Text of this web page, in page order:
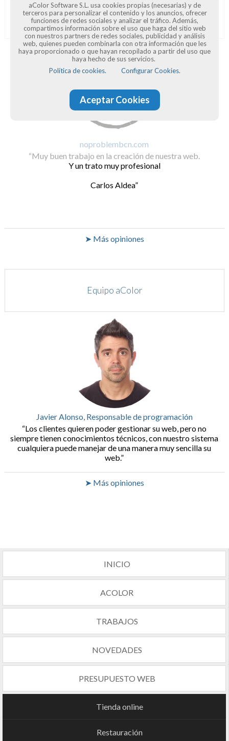
Opiniones de clientes
noproblembcn.com
Muy buen trabajo en la creación de nuestra web.
Y un trato muy profesional
Carlos Aldea
➤ Más opiniones
Equipo aColor
Javier Alonso, Responsable de programación
Los clientes quieren poder gestionar su web, pero no
siempre tienen conocimientos técnicos, con nuestro sistema
cualquiera puede manejar de una manera muy sencilla su
web.
➤ Más opiniones
INICIO
ACOLOR
TRABAJOS
NOVEDADES
PRESUPUESTO WEB
Tienda online
Restauración
aColor Software S.L. usa cookies propias (necesarias) y de
terceros para personalizar el contenido y los anuncios, ofrecer
funciones de redes sociales y analizar el tráfico. Además,
compartimos información sobre el uso que haga del sitio web
con nuestros partners de redes sociales, publicidad y análisis
web, quienes pueden combinarla con otra información que les
haya proporcionado o que hayan recopilado a partir del uso que
haya hecho de sus servicios.
Política de cookies.
Configurar Cookies.
Aceptar Cookies